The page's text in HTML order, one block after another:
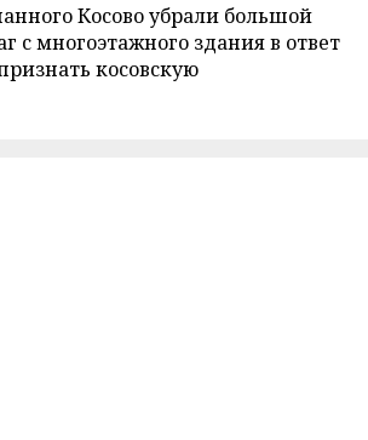
Косово убрали большой
с многоэтажного здания в ответ
косовскую